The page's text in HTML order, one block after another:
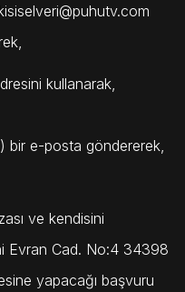
kullanarak,
) bir e-posta göndererek,
ve kendisini
Evran Cad. No:4 34398
yapacağı başvuru